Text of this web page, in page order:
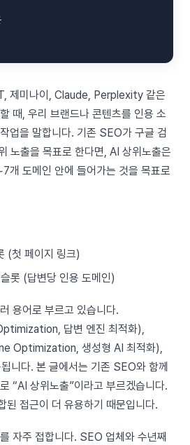
제미나이, Claude, Perplexity 같은
때, 우리 브랜드나 콘텐츠를 인용 소
업을 말합니다. 기존 SEO가 구글 검
노출을 목표로 한다면, AI 상위노출은
개 도메인 안에 들어가는 것을 목표로
(첫 페이지 링크)
롯 (답변당 인용 도메인)
용어로 부르고 있습니다.
답변 엔진 최적화),
Optimization, 생성형 AI 최적화),
니다. 본 글에서는 기존 SEO와 함께
“AI 상위노출”이라고 부르겠습니다.
된 접근이 더 유용하기 때문입니다.
자주 접합니다. SEO 업체와 수년째